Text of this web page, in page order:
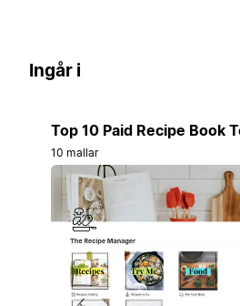
Ingår i
Top 10 Paid Recipe Book
10 mallar